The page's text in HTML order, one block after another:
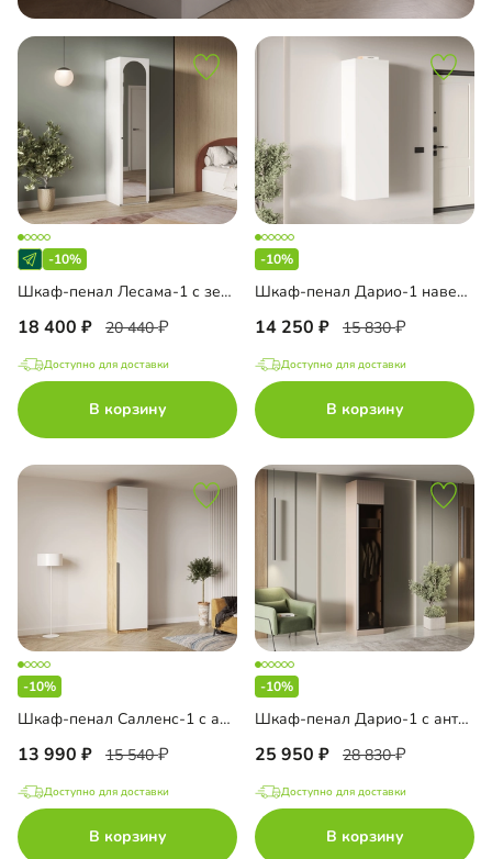
-10%
Шкаф-пенал Лесама-1 с зеркалом
18 400 20 440
Доступно для доставки
В корзину
-10%
Шкаф-пенал Дарио-1 навесной
14 250 15 830
Доступно для доставки
В корзину
-10%
Шкаф-пенал Салленс-1 с антресолью
13 990 15 540
Доступно для доставки
В корзину
-10%
Шкаф-пенал Дарио-1 с антресолью
25 950 28 830
Доступно для доставки
В корзину